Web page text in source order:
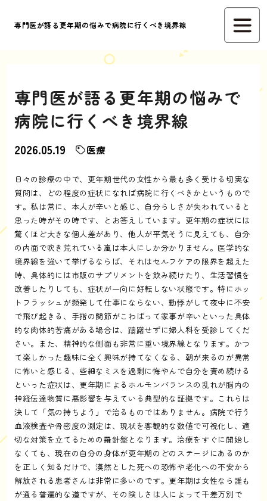
専門医が語る更年期の悩みで病院に行くべき境界線
専門医が語る更年期の悩みで
病院に行くべき境界線
2026.05.19 医療
日々の診療の中で、更年期世代の女性から最も多く受ける切実な
質問は、どの程度の症状になれば病院に行くべきかというもので
す。私は常に、本人が辛いと感じ、自分らしさが失われていると
思った時がその時です、とお答えしています。更年期の症状には
驚くほど大きな個人差があり、他人が平気そうに見えても、自分
の内面で吹き荒れている嵐は本人にしか分かりません。医学的な
境界線を強いて挙げるならば、それはセルフケアの限界を超えた
時、具体的には市販のサプリメントを飲み続けたり、生活習慣を
改善したりしても、症状が一向に好転しない状態です。特にホッ
トフラッシュが頻発して仕事にならない、動悸がして夜中に不安
で飛び起きる、手指の関節がこわばって家事が辛いといった具体
的な肉体的苦痛がある場合は、躊躇せずに婦人科を受診してくだ
さい。また、精神的な側面も非常に重い境界線となります。かつ
て楽しかった趣味に全く興味が持てなくなる、朝が来るのが異常
に怖いと感じる、些細なミスを過剰に悔やんで自分を責め続ける
といった症状は、更年期によるホルモンバランスの乱れが脳内の
神経伝達物質に悪影響を与えている典型的な証拠です。これらは
決して「気の持ちよう」で治るものではありません。病院で行う
血液検査や骨密度の測定は、現状を客観的な数値で可視化し、適
切な対策を立てるための羅針盤となります。治療をすぐに開始し
なくても、現在の自分の身体が更年期のどのステージにあるのか
を正しく知るだけで、漠然とした死への恐怖や老化への不安から
解放される患者さんは非常に多いのです。更年期は女性なら誰も
が通る普遍的な道ですが、その険しさは人によって千差万別で